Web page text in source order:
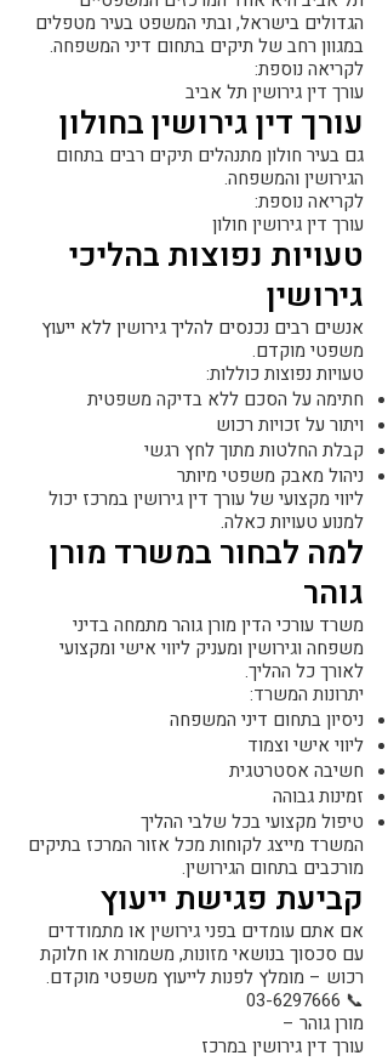
הגדולים בישראל, ובתי המשפט בעיר מטפלים
במגוון רחב של תיקים בתחום דיני המשפחה.
לקריאה נוספת:
עורך דין גירושין תל אביב
עורך דין גירושין בחולון
גם בעיר חולון מתנהלים תיקים רבים בתחום
הגירושין והמשפחה.
לקריאה נוספת:
עורך דין גירושין חולון
טעויות נפוצות בהליכי
גירושין
אנשים רבים נכנסים להליך גירושין ללא ייעוץ
משפטי מוקדם.
טעויות נפוצות כוללות:
חתימה על הסכם ללא בדיקה משפטית
ויתור על זכויות רכוש
קבלת החלטות מתוך לחץ רגשי
ניהול מאבק משפטי מיותר
ליווי מקצועי של עורך דין גירושין במרכז יכול
למנוע טעויות כאלה.
למה לבחור במשרד מורן
גוהר
משרד עורכי הדין מורן גוהר מתמחה בדיני
משפחה וגירושין ומעניק ליווי אישי ומקצועי
לאורך כל ההליך.
יתרונות המשרד:
ניסיון בתחום דיני המשפחה
ליווי אישי וצמוד
חשיבה אסטרטגית
זמינות גבוהה
טיפול מקצועי בכל שלבי ההליך
המשרד מייצג לקוחות מכל אזור המרכז בתיקים
מורכבים בתחום הגירושין.
קביעת פגישת ייעוץ
אם אתם עומדים בפני גירושין או מתמודדים
עם סכסוך בנושאי מזונות, משמורת או חלוקת
רכוש – מומלץ לפנות לייעוץ משפטי מוקדם.
📞
03-6297666
מורן גוהר –
עורך דין גירושין במרכז